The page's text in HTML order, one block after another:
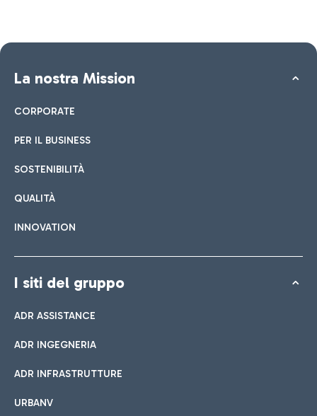
La nostra Mission
CORPORATE
PER IL BUSINESS
SOSTENIBILITÀ
QUALITÀ
INNOVATION
I siti del gruppo
ADR ASSISTANCE
ADR INGEGNERIA
ADR INFRASTRUTTURE
URBANV